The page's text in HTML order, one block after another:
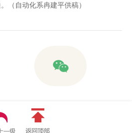
（自动化系冉建平供稿）